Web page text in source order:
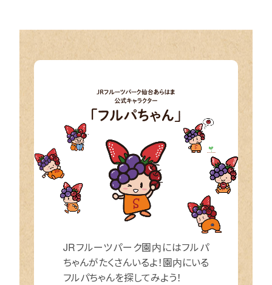
JRフルーツパーク園内にはフルパ
ちゃんがたくさんいるよ！園内にいる
フルパちゃんを探してみよう！